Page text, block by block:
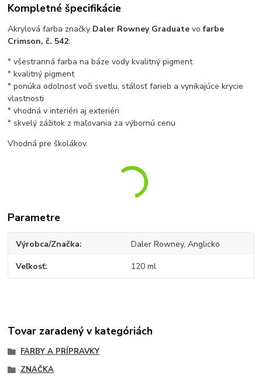
Kompletné špecifikácie
Akrylová farba značky Daler Rowney Graduate vofarbe
Crimson, č. 542:
° všestranná farba na báze vody kvalitný pigment
° kvalitný pigment
° ponúka odolnosť voči svetlu, stálosť farieb a vynikajúce krycie
vlastnosti
° vhodná v interiéri aj exteriéri
° skvelý zážitok z maľovania za výbornú cenu
Vhodná pre školákov.
Parametre
Výrobca/Značka Daler Rowney, Anglicko
Veľkosť 120 ml
Tovar zaradený v kategóriách
FARBY A PRÍPRAVKY
ZNAČKA